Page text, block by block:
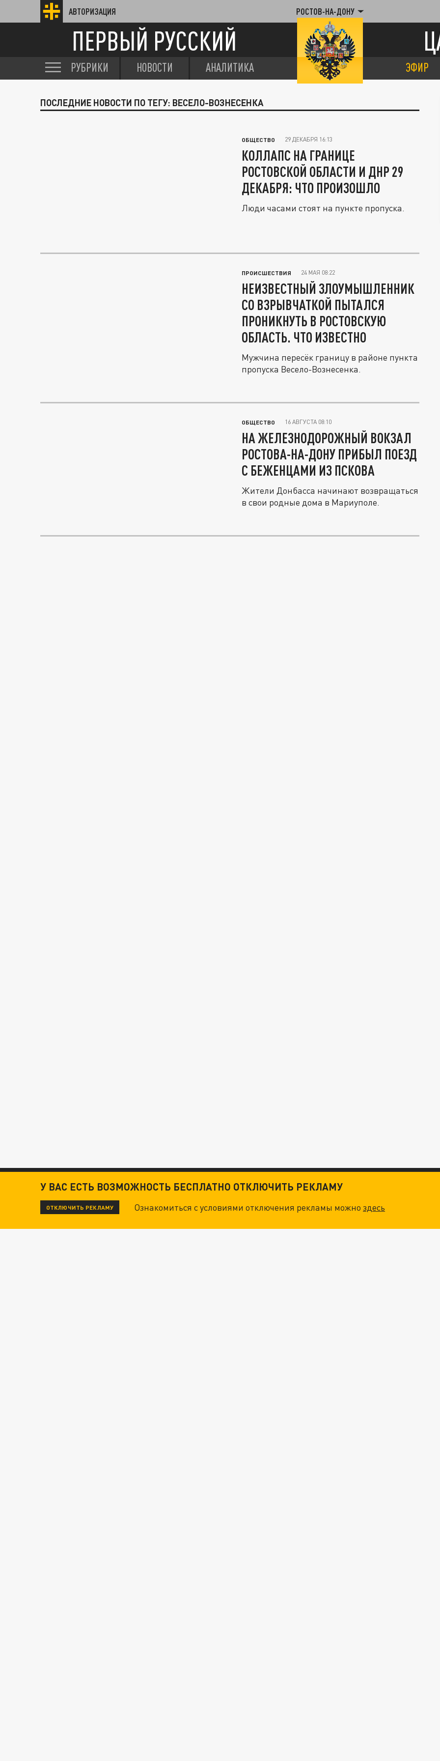
АВТОРИЗАЦИЯ РОСТОВ-НА-ДОНУ
ПЕРВЫЙ РУССКИЙ
РУБРИКИ НОВОСТИ АНАЛИТИКА ЭФИР
ПОСЛЕДНИЕ НОВОСТИ ПО ТЕГУ: ВЕСЕЛО-ВОЗНЕСЕНКА
ОБЩЕСТВО 29 ДЕКАБРЯ 16:13
КОЛЛАПС НА ГРАНИЦЕ
РОСТОВСКОЙ ОБЛАСТИ И ДНР 29
ДЕКАБРЯ: ЧТО ПРОИЗОШЛО
Люди часами стоят на пункте пропуска.
ПРОИСШЕСТВИЯ 24 МАЯ 08:22
НЕИЗВЕСТНЫЙ ЗЛОУМЫШЛЕННИК
СО ВЗРЫВЧАТКОЙ ПЫТАЛСЯ
ПРОНИКНУТЬ В РОСТОВСКУЮ
ОБЛАСТЬ. ЧТО ИЗВЕСТНО
Мужчина пересёк границу в районе пункта
пропуска Весело-Вознесенка.
ОБЩЕСТВО 16 АВГУСТА 08:10
НА ЖЕЛЕЗНОДОРОЖНЫЙ ВОКЗАЛ
РОСТОВА-НА-ДОНУ ПРИБЫЛ ПОЕЗД
С БЕЖЕНЦАМИ ИЗ ПСКОВА
Жители Донбасса начинают возвращаться
в свои родные дома в Мариуполе.
У ВАС ЕСТЬ ВОЗМОЖНОСТЬ БЕСПЛАТНО ОТКЛЮЧИТЬ РЕКЛАМУ
ОТКЛЮЧИТЬ РЕКЛАМУ Ознакомиться с условиями отключения рекламы можноздесь